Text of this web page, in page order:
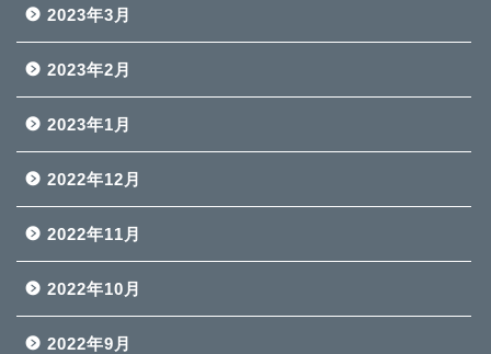
2023年3月
2023年2月
2023年1月
2022年12月
2022年11月
2022年10月
2022年9月